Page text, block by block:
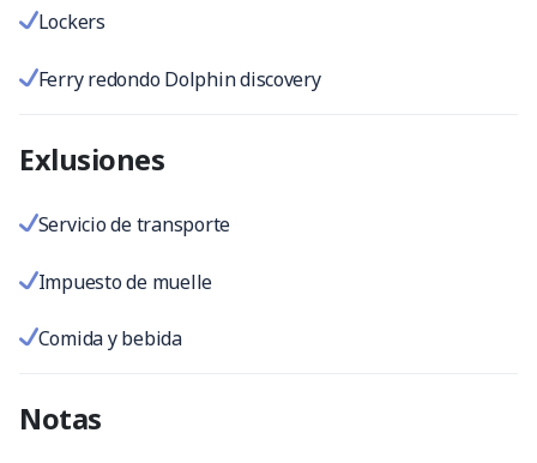
Lockers
Ferry redondo Dolphin discovery
Exlusiones
Servicio de transporte
Impuesto de muelle
Comida y bebida
Notas